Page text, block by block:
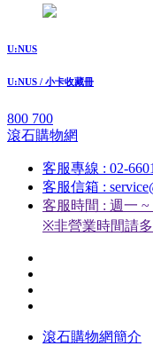
U:NUS
U:NUS / 小卡收藏冊
800 700
滾石購物網
客服專線 : 02-
客服信箱 :
客服時間 : 週一 ~
※非營業時間請
滾石購物網簡介